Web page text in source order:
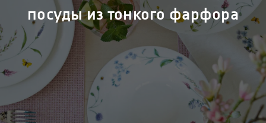
посуды из тонкого фарфора